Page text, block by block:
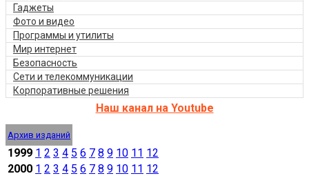
Гаджеты
Фото и видео
Программы и утилиты
Мир интернет
Безопасность
Сети и телекоммуникации
Корпоративные решения
Наш канал на Youtube
Архив изданий
1999 1 2 3 4 5 6 7 8 9 10 11 12
2000 1 2 3 4 5 6 7 8 9 10 11 12